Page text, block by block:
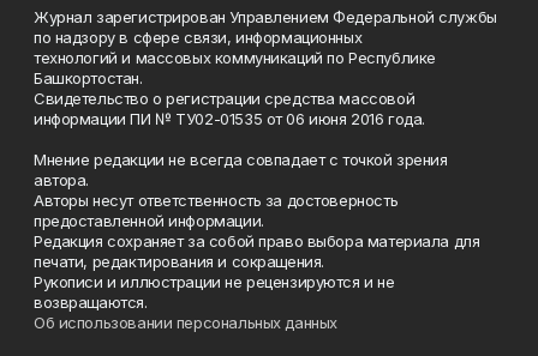
Журнал зарегистрирован Управлением Федеральной службы
по надзору в сфере связи, информационных
технологий и массовых коммуникаций по Республике
Башкортостан.
Свидетельство о регистрации средства массовой
информации ПИ № ТУ02-01535 от 06 июня 2016 года.
Мнение редакции не всегда совпадает с точкой зрения
автора.
Авторы несут ответственность за достоверность
предоставленной информации.
Редакция сохраняет за собой право выбора материала для
печати, редактирования и сокращения.
Рукописи и иллюстрации не рецензируются и не
возвращаются.
Об использовании персональных данных